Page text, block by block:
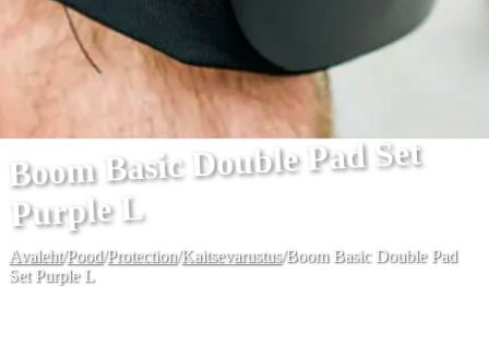
Boom Basic Double Pad Set
Purple L
Avaleht/Pood/Protection/Kaitsevarustus/Boom Basic Double Pad
Set Purple L